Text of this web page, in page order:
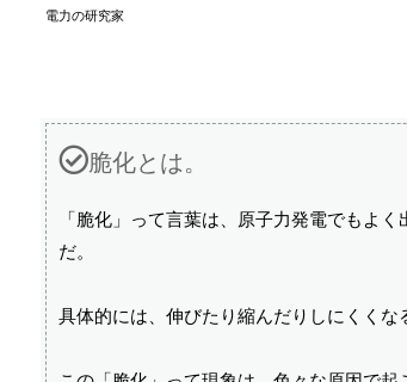
電力の研究家
脆化とは。
「脆化」って言葉は、原子力発電でもよ
だ。
具体的には、伸びたり縮んだりしにくくな